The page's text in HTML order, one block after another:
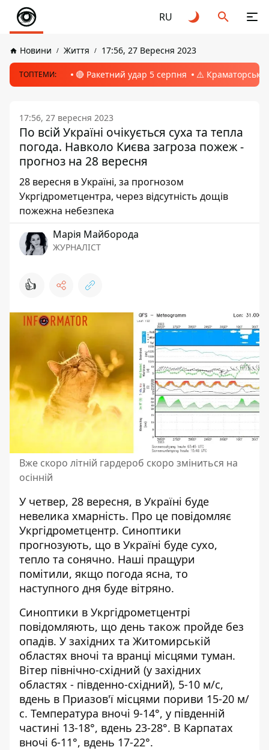
RU
Новини Життя 17:56, 27 Вересня 2023
ТОПТЕМИ: 🔴 Ракетний удар 5 серпня ⚠️ Краматорськ,
17:56, 27 вересня 2023
По всій Україні очікується суха та тепла
погода. Навколо Києва загроза пожеж -
прогноз на 28 вересня
28 вересня в Україні, за прогнозом
Укргідрометцентра, через відсутність дощів
пожежна небезпека
Марія Майборода
ЖУРНАЛІСТ
👍
Вже скоро літній гардероб скоро зміниться на
осінній
У четвер, 28 вересня, в Україні буде
невелика хмарність. Про це повідомляє
Укргідрометцентр. Синоптики
прогнозують, що в Україні буде сухо,
тепло та сонячно. Наші пращури
помітили, якщо погода ясна, то
наступного дня буде вітряно.
Синоптики в Укргідрометцентрі
повідомляють, що день також пройде без
опадів. У західних та Житомирській
областях вночі та вранці місцями туман.
Вітер північно-східний (у західних
областях - південно-східний), 5-10 м/с,
вдень в Приазов'ї місцями пориви 15-20 м/
с. Температура вночі 9-14°, у південній
частині 13-18°, вдень 23-28°. В Карпатах
вночі 6-11°, вдень 17-22°.